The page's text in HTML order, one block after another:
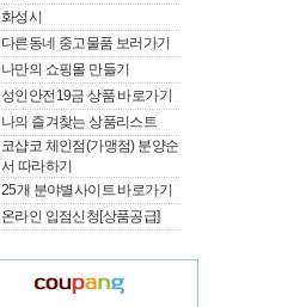
화성시
다른동네 중고물품 보러가기
나만의 쇼핑몰 만들기
성인안전19금 상품 바로가기
나의 즐겨찾는 상품리스트
코샵코 체인점(가맹점) 분양순
서 따라하기
25개 분야별사이트 바로가기
온라인 입점신청[상품공급]